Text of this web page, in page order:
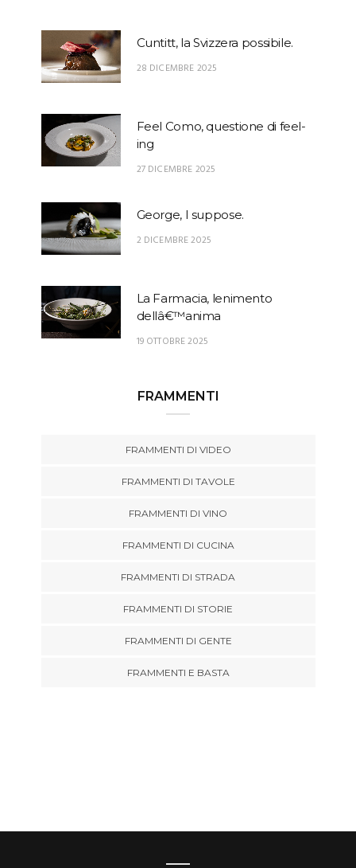
Cuntitt, la Svizzera possibile.
28 DICEMBRE 2025
Feel Como, questione di feel-
ing
27 DICEMBRE 2025
George, I suppose.
2 DICEMBRE 2025
La Farmacia, lenimento
dellâ€™anima
19 OTTOBRE 2025
FRAMMENTI
FRAMMENTI DI VIDEO
FRAMMENTI DI TAVOLE
FRAMMENTI DI VINO
FRAMMENTI DI CUCINA
FRAMMENTI DI STRADA
FRAMMENTI DI STORIE
FRAMMENTI DI GENTE
FRAMMENTI E BASTA